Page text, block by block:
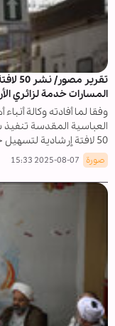
المسارات خدمة لزائري
وفقا لما أفادته وكالة
العباسية المقدسة
50 لافتة إرشادية لتسهيل حركة زائري الأربعين.
صورة 2025-08-07 15:33